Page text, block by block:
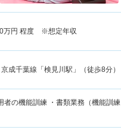
万円 程度 ※想定年収
成千葉線「検見川駅」（徒歩8分）
者の機能訓練 ・書類業務（機能訓練